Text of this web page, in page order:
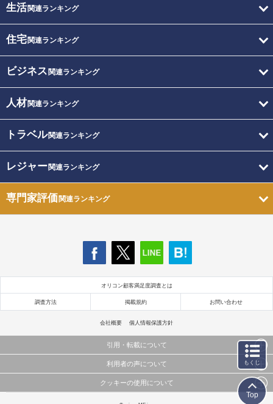
生活関連ランキング
住宅関連ランキング
ビジネス 関連ランキング
人材関連ランキング
トラベル関連ランキング
レジャー関連ランキング
専門家評価関連ランキング
オリコン顧客満足度調査とは
調査方法 掲載規約 お問い合わせ
会社概要 個人情報保護方針
引用・転載について
当サイトで公開されている情報（文字、写真、イラスト、画像データ等）及びこれらの配置・
これらの情報を権利者の許可なく無断転載・複製などの二次利用を行うことは固く禁じており
利用者の声について
当サイトに掲載している内容はすべてサービスの利用者が提出された見解・感想です。
クッキーの使用について
もくじ
Top